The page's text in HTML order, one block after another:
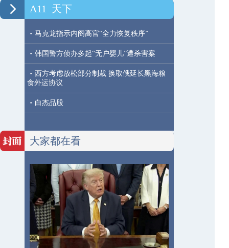
A11 天下
· 马克龙指示内阁高官“全力恢复秩序”
· 韩国警方侦办多起“无户婴儿”遭杀害案
· 西方考虑放松部分制裁 换取俄延长黑海粮
食外运协议
· 白杰品股
大家都在看